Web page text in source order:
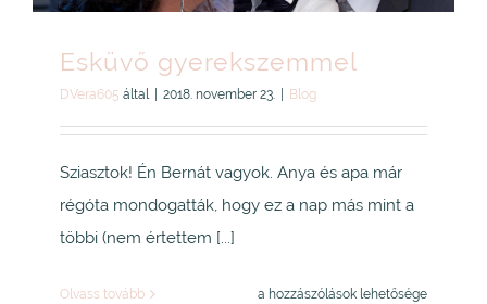
Esküvő gyerekszemmel
DVera605 által 2018. november 23. Blog
Sziasztok! Én Bernát vagyok. Anya és apa már
régóta mondogatták, hogy ez a nap más mint a
többi (nem értettem [...]
Olvass tovább
Esküvő
a hozzászólások lehetősége